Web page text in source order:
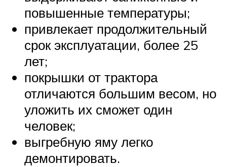
повышенные температуры;
привлекает продолжительный
срок эксплуатации, более 25
лет;
покрышки от трактора
отличаются большим весом, но
уложить их сможет один
человек;
выгребную яму легко
демонтировать.